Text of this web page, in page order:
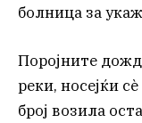
болница за
Поројните
реки, носејќи
број возила